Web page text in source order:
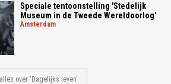
Speciale tentoonstelling 'Stedelijk
Museum in de Tweede Wereldoorlog'
amsterdam
over 'Dagelijks leven'